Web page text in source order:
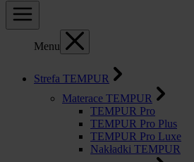
Menu
Strefa TEMPUR
Materace TEMPUR
TEMPUR Pro
TEMPUR Pro Plus
TEMPUR Pro Luxe
Nakładki TEMPUR